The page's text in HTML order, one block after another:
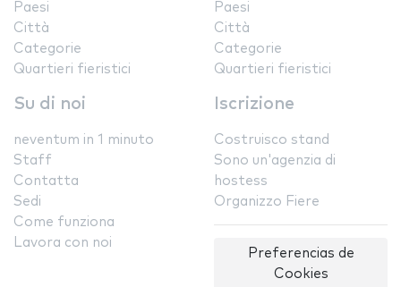
Paesi
Città
Categorie
Quartieri fieristici
Paesi
Città
Categorie
Quartieri fieristici
Su di noi
neventum in 1 minuto
Staff
Contatta
Sedi
Come funziona
Lavora con noi
Iscrizione
Costruisco stand
Sono un'agenzia di
hostess
Organizzo Fiere
Preferencias de
Cookies